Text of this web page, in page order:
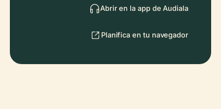
Abrir en la app de Audiala
Planifica en tu navegador